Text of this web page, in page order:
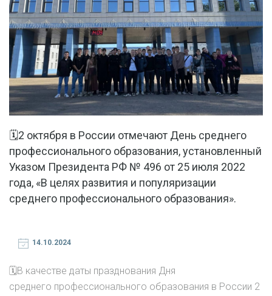
🗓2 октября в России отмечают День среднего
профессионального образования, установленный
Указом Президента РФ № 496 от 25 июля 2022
года, «В целях развития и популяризации
среднего профессионального образования».
14.10.2024
🗓В качестве даты празднования Дня
среднего профессионального образования в России 2